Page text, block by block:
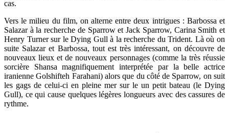
cas.
Vers le milieu du film, on alterne entre deux intrigues : Barbossa et
Salazar à la recherche de Sparrow et Jack Sparrow, Carina Smith et
Henry Turner sur le Dying Gull à la recherche du Trident. Là où on
suite Salazar et Barbossa, tout est très intéressant, on découvre de
nouveaux lieux et de nouveaux personnages (comme la très réussie
sorcière Shansa magnifiquement interprétée par la belle actrice
iranienne Golshifteh Farahani) alors que du côté de Sparrow, on suit
les gags de celui-ci en pleine mer sur le un petit bateau (le Dying
Gull), ce qui cause quelques légères longueurs avec des cassures de
rythme.